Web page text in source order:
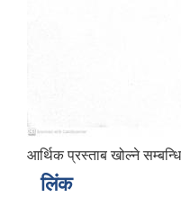
आर्थिक प्रस्ताब खोल्ने
लिंक